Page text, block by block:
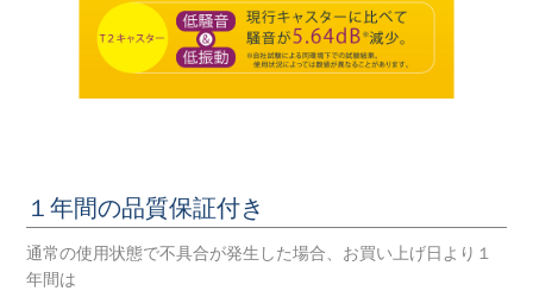
１年間の品質保証付き
通常の使用状態で不具合が発生した場合、お買い上げ日より１
年間は